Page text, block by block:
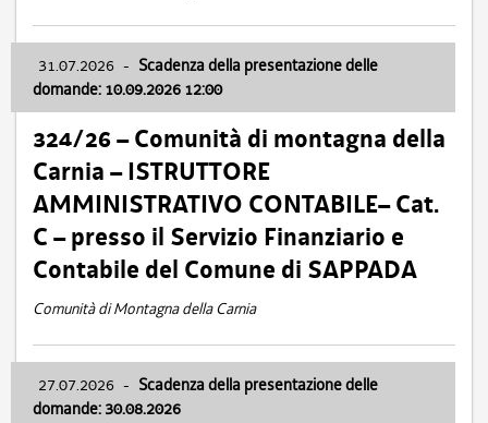
31.07.2026 - Scadenza della presentazione delle
domande: 10.09.2026 12:00
324/26 – Comunità di montagna della
Carnia – ISTRUTTORE
AMMINISTRATIVO CONTABILE– Cat.
C – presso il Servizio Finanziario e
Contabile del Comune di SAPPADA
Comunità di Montagna della Carnia
27.07.2026 - Scadenza della presentazione delle
domande: 30.08.2026